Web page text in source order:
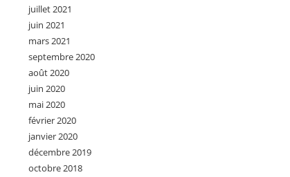
juillet 2021
juin 2021
mars 2021
septembre 2020
août 2020
juin 2020
mai 2020
février 2020
janvier 2020
décembre 2019
octobre 2018